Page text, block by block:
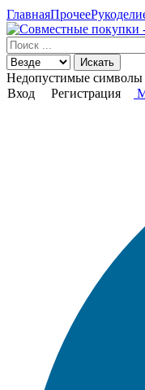
ГлавнаяПрочее
Искать
Недопустимые символы
Вход
Регистрация